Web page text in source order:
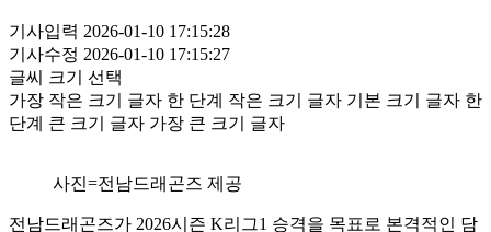
기사입력 2026-01-10 17:15:28
기사수정 2026-01-10 17:15:27
글씨 크기 선택
가장 작은 크기 글자 한 단계 작은 크기 글자 기본 크기 글자 한
단계 큰 크기 글자 가장 큰 크기 글자
사진=전남드래곤즈 제공
전남드래곤즈가 2026시즌 K리그1 승격을 목표로 본격적인 담